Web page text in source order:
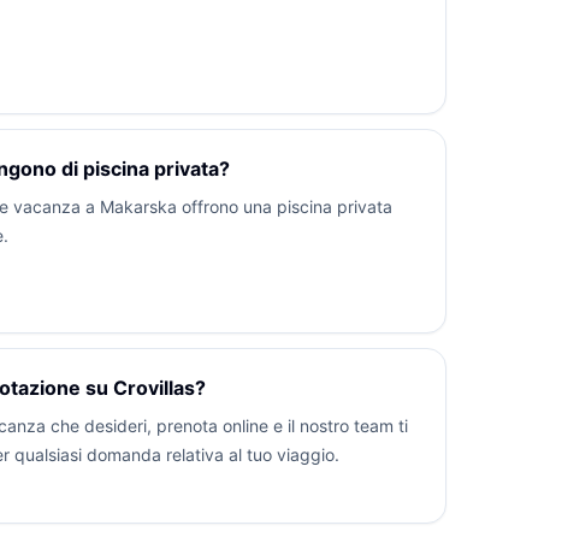
di piscina privata?
vacanza a Makarska offrono una piscina privata
su Crovillas?
che desideri, prenota online e il nostro team ti
qualsiasi domanda relativa al tuo viaggio.